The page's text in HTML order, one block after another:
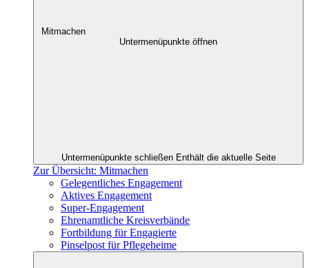
Mitmachen
Untermenüpunkte öffnen
Untermenüpunkte schließen Enthält die aktuelle Seite
Zur Übersicht: Mitmachen
Gelegentliches Engagement
Aktives Engagement
Super-Engagement
Ehrenamtliche Kreisverbände
Fortbildung für Engagierte
Pinselpost für Pflegeheime